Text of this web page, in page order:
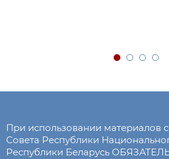
При использовании материалов
Совета Республики
Республики Беларусь